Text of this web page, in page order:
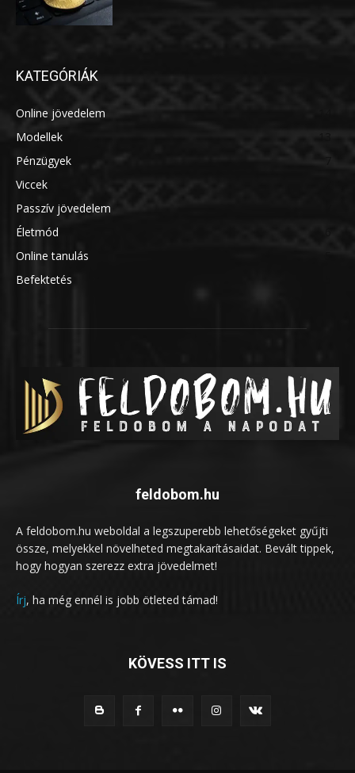
KATEGÓRIÁK
Online jövedelem
Modellek
Pénzügyek
Viccek
Passzív jövedelem
Életmód
Online tanulás
Befektetés
feldobom.hu
A feldobom.hu weboldal a legszuperebb lehetőségeket gyűjti
össze, melyekkel növelheted megtakarításaidat. Bevált tippek,
hogy hogyan szerezz extra jövedelmet!
Írj, ha még ennél is jobb ötleted támad!
KÖVESS ITT IS